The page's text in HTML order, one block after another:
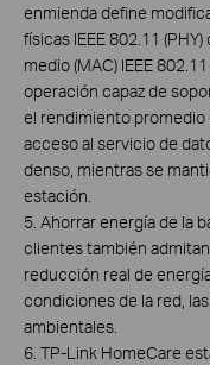
enmienda define
físicas IEEE 802.11
medio (MAC) IEEE
operación capaz de
el rendimiento promedio
acceso al servicio de
denso, mientras se
estación.
5. Ahorrar energía de la
clientes también
reducción real de
condiciones de la red,
ambientales.
6. TP-Link HomeCare